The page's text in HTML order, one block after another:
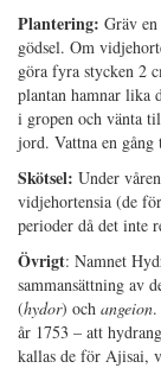
Plantering: Gräv
gödsel. Om
göra fyra stycken 2
plantan hamnar lika
i gropen och vänta
jord. Vattna en
Skötsel: Under
vidjehortensia (de
perioder då det inte
Övrigt: Namnet
sammansättning av
(hydor) och angeion
år 1753 – att
kallas de för Ajisai,